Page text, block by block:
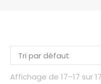
Affichage de 17–17 sur